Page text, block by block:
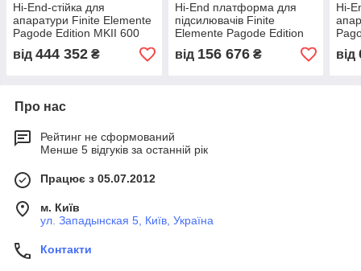
Hi-End-стійка для
апаратури Finite Elemente
Pagode Edition MKII 600
від 444 352 ₴
Hi-End платформа для
підсилювачів Finite
Elemente Pagode Edition
MKII Amplifier Platform
від 156 676₴
Hi-
від
Про нас
Рейтинг не сформований
Менше 5 відгуків за останній рік
Працює з 05.07.2012
м. Київ
ул. Западынская 5, Київ, Україна
Контакти